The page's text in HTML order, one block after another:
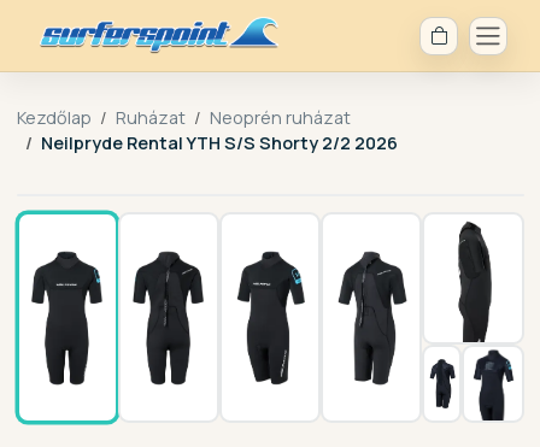
Kezdőlap Ruházat
Neoprén ruházat
Neilpryde Rental YTH S/S Shorty 2/2 2026